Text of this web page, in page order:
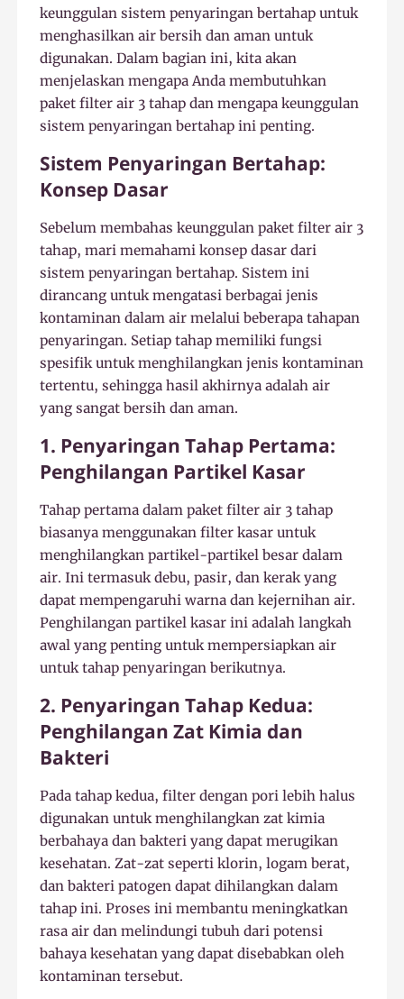
keunggulan sistem penyaringan bertahap untuk
menghasilkan air bersih dan aman untuk
digunakan. Dalam bagian ini, kita akan
menjelaskan mengapa Anda membutuhkan
paket filter air 3 tahap dan mengapa keunggulan
sistem penyaringan bertahap ini penting.
Sistem Penyaringan Bertahap:
Konsep Dasar
Sebelum membahas keunggulan paket filter air 3
tahap, mari memahami konsep dasar dari
sistem penyaringan bertahap. Sistem ini
dirancang untuk mengatasi berbagai jenis
kontaminan dalam air melalui beberapa tahapan
penyaringan. Setiap tahap memiliki fungsi
spesifik untuk menghilangkan jenis kontaminan
tertentu, sehingga hasil akhirnya adalah air
yang sangat bersih dan aman.
1. Penyaringan Tahap Pertama:
Penghilangan Partikel Kasar
Tahap pertama dalam paket filter air 3 tahap
biasanya menggunakan filter kasar untuk
menghilangkan partikel-partikel besar dalam
air. Ini termasuk debu, pasir, dan kerak yang
dapat mempengaruhi warna dan kejernihan air.
Penghilangan partikel kasar ini adalah langkah
awal yang penting untuk mempersiapkan air
untuk tahap penyaringan berikutnya.
2. Penyaringan Tahap Kedua:
Penghilangan Zat Kimia dan
Bakteri
Pada tahap kedua, filter dengan pori lebih halus
digunakan untuk menghilangkan zat kimia
berbahaya dan bakteri yang dapat merugikan
kesehatan. Zat-zat seperti klorin, logam berat,
dan bakteri patogen dapat dihilangkan dalam
tahap ini. Proses ini membantu meningkatkan
rasa air dan melindungi tubuh dari potensi
bahaya kesehatan yang dapat disebabkan oleh
kontaminan tersebut.